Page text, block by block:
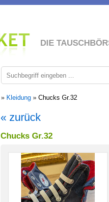
DIE
» Kleidung » Chucks Gr.32
« zurück
Chucks Gr.32